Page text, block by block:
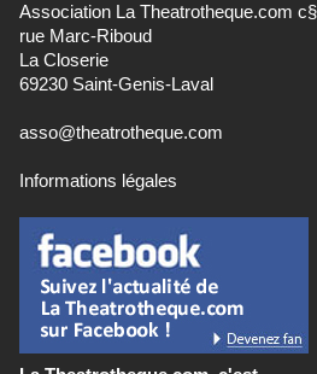
Association La Theatrotheque.com
rue Marc-Riboud
La Closerie
69230 Saint-Genis-Laval
asso@theatrotheque.com
Informations légales